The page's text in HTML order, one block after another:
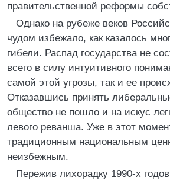
правительственной реформы
Однако на рубеже веков
чудом избежало, как казалось
гибели. Распад государства не
всего в силу интуитивного
самой этой угрозы, так и ее
Отказавшись принять
общество не пошло и на искус
левого реванша. Уже в этот
традиционным национальным
неизбежным.
Пережив лихорадку 1990-х